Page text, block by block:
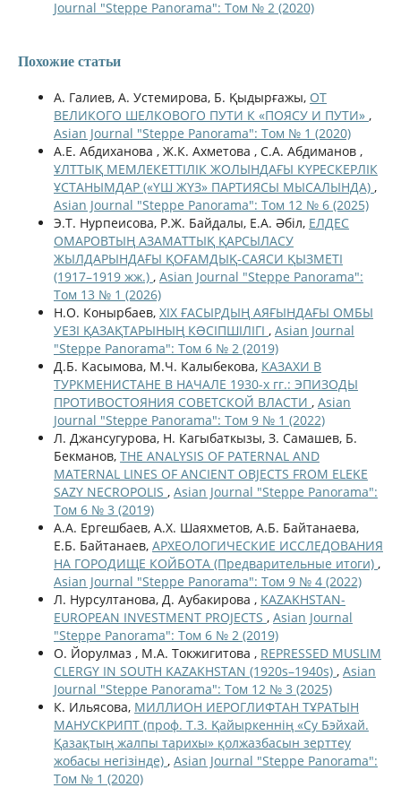
Journal "Steppe Panorama": Том № 2 (2020)
Похожие статьи
А. Галиев, А. Устемирова, Б. Қыдырғажы, ОТ
ВЕЛИКОГО ШЕЛКОВОГО ПУТИ К «ПОЯСУ И ПУТИ» ,
Asian Journal "Steppe Panorama": Том № 1 (2020)
А.Е. Абдиханова , Ж.К. Ахметова , С.А. Абдиманов ,
ҰЛТТЫҚ МЕМЛЕКЕТТІЛІК ЖОЛЫНДАҒЫ КҮРЕСКЕРЛІК
ҰСТАНЫМДАР («ҮШ ЖҮЗ» ПАРТИЯСЫ МЫСАЛЫНДА) ,
Asian Journal "Steppe Panorama": Том 12 № 6 (2025)
Э.Т. Нурпеисова, Р.Ж. Байдалы, Е.А. Әбіл, ЕЛДЕС
ОМАРОВТЫҢ АЗАМАТТЫҚ ҚАРСЫЛАСУ
ЖЫЛДАРЫНДАҒЫ ҚОҒАМДЫҚ-САЯСИ ҚЫЗМЕТІ
(1917–1919 жж.) , Asian Journal "Steppe Panorama":
Том 13 № 1 (2026)
Н.О. Конырбаев, ХІХ ҒАСЫРДЫҢ АЯҒЫНДАҒЫ ОМБЫ
УЕЗІ ҚАЗАҚТАРЫНЫҢ КƏСІПШІЛІГІ , Asian Journal
"Steppe Panorama": Том 6 № 2 (2019)
Д.Б. Касымова, М.Ч. Калыбекова, КАЗАХИ В
ТУРКМЕНИСТАНЕ В НАЧАЛЕ 1930-х гг.: ЭПИЗОДЫ
ПРОТИВОСТОЯНИЯ СОВЕТСКОЙ ВЛАСТИ , Asian
Journal "Steppe Panorama": Том 9 № 1 (2022)
Л. Джансугурова, Н. Кагыбаткызы, З. Самашев, Б.
Бекманов, THE ANALYSIS OF PATERNAL AND
MATERNAL LINES OF ANCIENT OBJECTS FROM ELEKE
SAZY NECROPOLIS , Asian Journal "Steppe Panorama":
Том 6 № 3 (2019)
А.А. Ергешбаев, А.Х. Шаяхметов, А.Б. Байтанаева,
Е.Б. Байтанаев, АРХЕОЛОГИЧЕСКИЕ ИССЛЕДОВАНИЯ
НА ГОРОДИЩЕ КОЙБОТА (Предварительные итоги) ,
Asian Journal "Steppe Panorama": Том 9 № 4 (2022)
Л. Нурсултанова, Д. Аубакирова , KAZAKHSTAN-
EUROPEAN INVESTMENT PROJECTS , Asian Journal
"Steppe Panorama": Том 6 № 2 (2019)
О. Йорулмаз , М.А. Токжигитова , REPRESSED MUSLIM
CLERGY IN SOUTH KAZAKHSTAN (1920s–1940s) , Asian
Journal "Steppe Panorama": Том 12 № 3 (2025)
К. Ильясова, МИЛЛИОН ИЕРОГЛИФТАН ТҰРАТЫН
МАНУСКРИПТ (проф. Т.З. Қайыркеннің «Су Бэйхай.
Қазақтың жалпы тарихы» қолжазбасын зерттеу
жобасы негізінде) , Asian Journal "Steppe Panorama":
Том № 1 (2020)